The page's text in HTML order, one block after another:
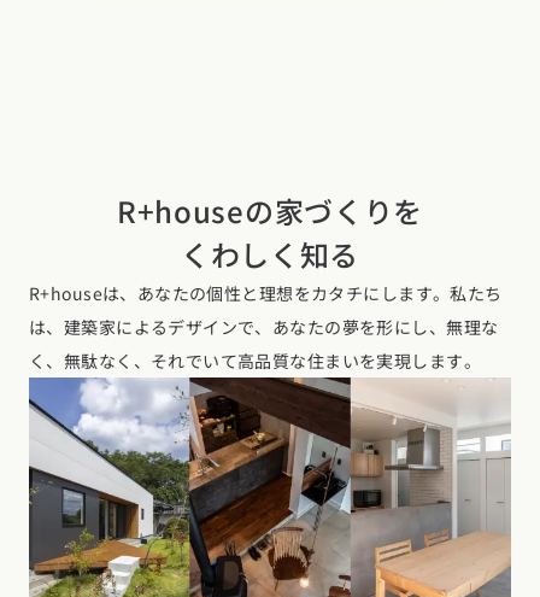
R+houseの家づくりを
くわしく知る
R+houseは、あなたの個性と理想をカタチにします。私たち
は、建築家によるデザインで、あなたの夢を形にし、無理な
く、無駄なく、それでいて高品質な住まいを実現します。